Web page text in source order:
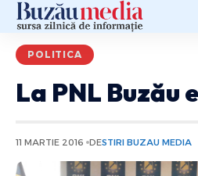
POLITICA
La PNL Buzău
11 MARTIE 2016 DESTIRI BUZAU MEDIA